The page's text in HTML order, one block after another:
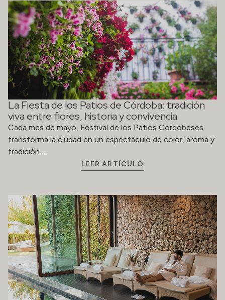
La Fiesta de los Patios de Córdoba: tradición
viva entre flores, historia y convivencia
Cada mes de mayo, Festival de los Patios Cordobeses
transforma la ciudad en un espectáculo de color, aroma y
tradición….
LEER ARTÍCULO